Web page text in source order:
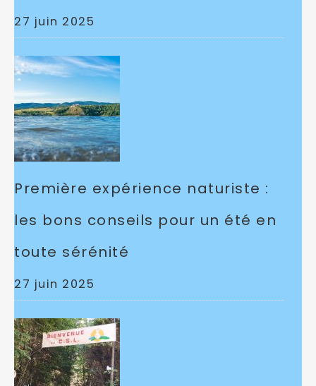
27 juin 2025
Première expérience naturiste :
les bons conseils pour un été en
toute sérénité
27 juin 2025